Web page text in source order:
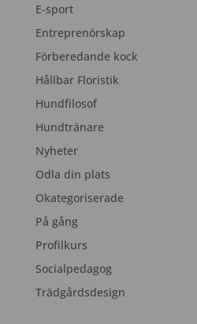
E-sport
Entreprenörskap
Förberedande kock
Hållbar Floristik
Hundfilosof
Hundtränare
Nyheter
Odla din plats
Okategoriserade
På gång
Profilkurs
Socialpedagog
Trädgårdsdesign